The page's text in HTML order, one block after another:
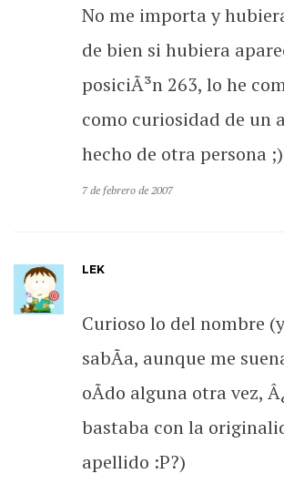
No me importa y
de bien si hubiera
posiciÃ³n 263, lo he
como curiosidad de un
hecho de otra persona ;)
7 de febrero de 2007
LEK
Curioso lo del nombre
sabÃ­a, aunque me
oÃ­do alguna otra vez,
bastaba con la
apellido :P?)